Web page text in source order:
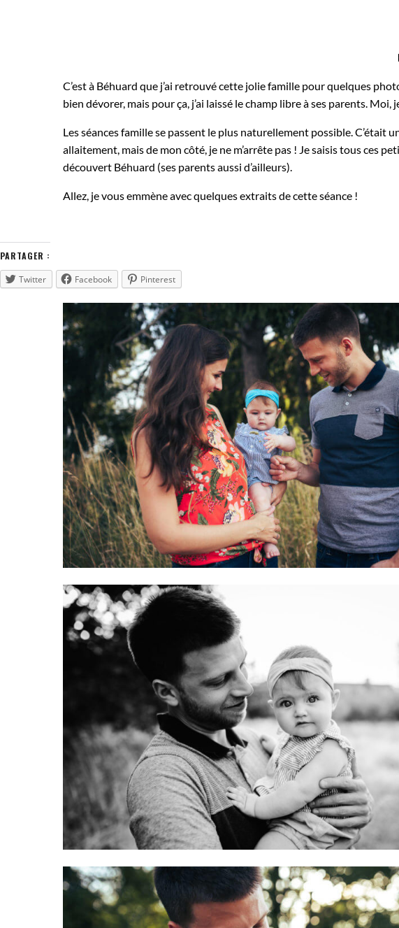
C’est à Béhuard que j’ai retrouvé cette jolie famille pour quelques
bien dévorer, mais pour ça, j’ai laissé le champ libre à ses parents.
Les séances famille se passent le plus naturellement possible. C’était
allaitement, mais de mon côté, je ne m’arrête pas ! Je saisis tous ces
découvert Béhuard (ses parents aussi d’ailleurs).
Allez, je vous emmène avec quelques extraits de cette séance !
PARTAGER :
Twitter
Facebook Pinterest